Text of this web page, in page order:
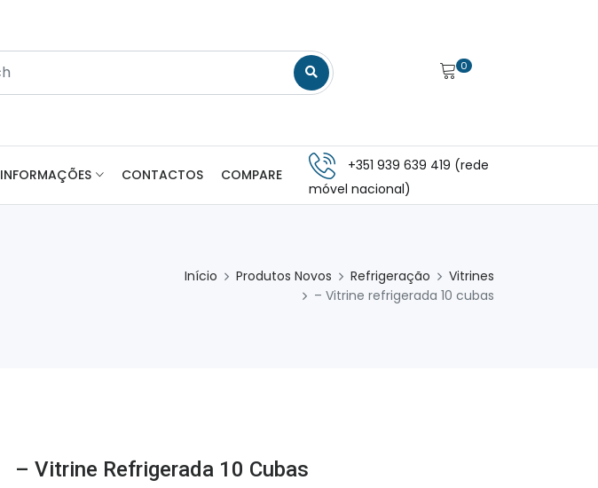
0
INFORMAÇÕES CONTACTOS COMPARE
+351 939 639 419 (rede
móvel nacional)
Início Produtos Novos Refrigeração
Vitrines
– Vitrine refrigerada 10 cubas
– Vitrine Refrigerada 10 Cubas